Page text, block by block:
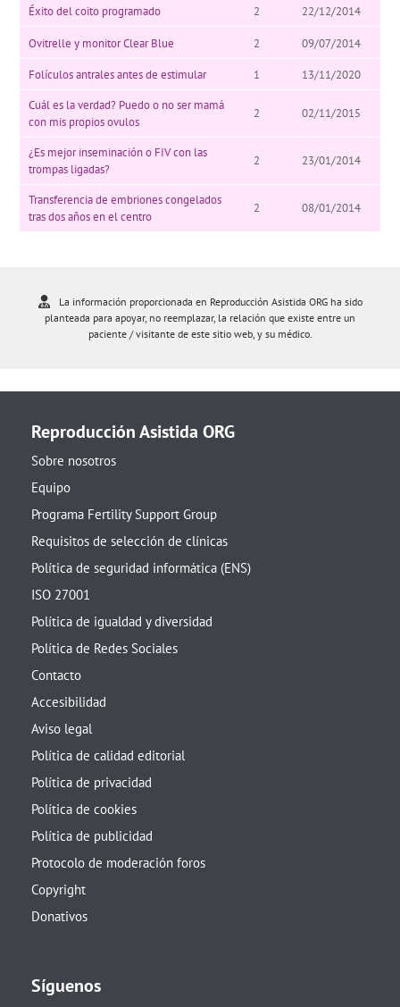
Éxito del coito programado 2 22/12/2014
Ovitrelle y monitor Clear Blue 2 09/07/2014
Folículos antrales antes de estimular 1
13/11/2020
Cuál es la verdad? Puedo o no ser mamá
con mis propios ovulos
2 02/11/2015
¿Es mejor inseminación o FIV con las
trompas ligadas?
2 23/01/2014
Transferencia de embriones congelados
tras dos años en el centro
2 08/01/2014
La información proporcionada en Reproducción Asistida ORG ha sido
planteada para apoyar, no reemplazar, la relación que existe entre un
paciente / visitante de este sitio web, y su médico.
Reproducción Asistida ORG
Sobre nosotros
Equipo
Programa Fertility Support Group
Requisitos de selección de clínicas
Política de seguridad informática (ENS)
ISO 27001
Política de igualdad y diversidad
Política de Redes Sociales
Contacto
Accesibilidad
Aviso legal
Política de calidad editorial
Política de privacidad
Política de cookies
Política de publicidad
Protocolo de moderación foros
Copyright
Donativos
Síguenos